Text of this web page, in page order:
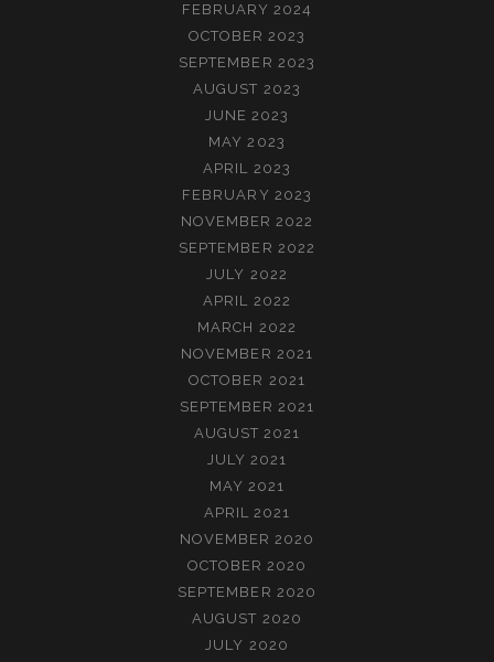
FEBRUARY 2024
OCTOBER 2023
SEPTEMBER 2023
AUGUST 2023
JUNE 2023
MAY 2023
APRIL 2023
FEBRUARY 2023
NOVEMBER 2022
SEPTEMBER 2022
JULY 2022
APRIL 2022
MARCH 2022
NOVEMBER 2021
OCTOBER 2021
SEPTEMBER 2021
AUGUST 2021
JULY 2021
MAY 2021
APRIL 2021
NOVEMBER 2020
OCTOBER 2020
SEPTEMBER 2020
AUGUST 2020
JULY 2020